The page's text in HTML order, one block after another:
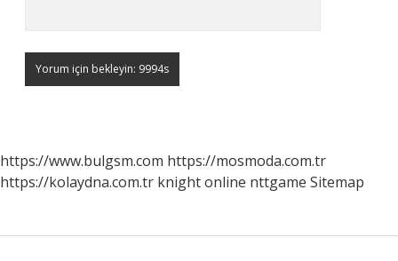
https://www.bulgsm.com https://mosmoda.com.tr
https://kolaydna.com.tr knight online nttgame Sitemap